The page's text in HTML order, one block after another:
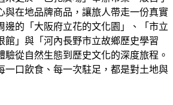
與在地品牌商品，讓旅人帶走一份真實
邊的「大阪府立花的文化園」、「市立
館」與「河內長野市立故鄉歷史學習
驗從自然生態到歷史文化的深度旅程。
一口飲食、每一次駐足，都是對土地與